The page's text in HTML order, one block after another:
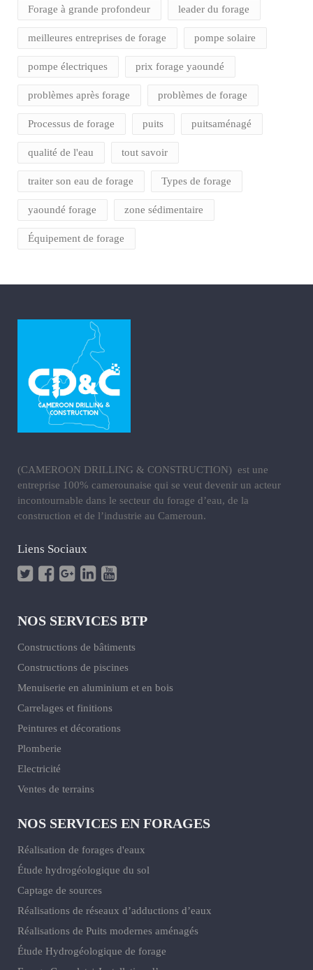
Forage à grande profondeur leader du forage
meilleures entreprises de forage pompe solaire
pompe électriques prix forage yaoundé
problèmes après forage problèmes de forage
Processus de forage puits puitsaménagé
qualité de l'eau tout savoir
traiter son eau de forage Types de forage
yaoundé forage zone sédimentaire
Équipement de forage
(CAMEROON DRILLING & CONSTRUCTION) est une
entreprise 100% camerounaise qui se veut devenir un acteur
incontournable dans le secteur du forage d’eau, de la
construction et de l’industrie au Cameroun.
Liens Sociaux
NOS SERVICES BTP
Constructions de bâtiments
Constructions de piscines
Menuiserie en aluminium et en bois
Carrelages et finitions
Peintures et décorations
Plomberie
Electricité
Ventes de terrains
NOS SERVICES EN FORAGES
Réalisation de forages d'eaux
Étude hydrogéologique du sol
Captage de sources
Réalisations de réseaux d’adductions d’eaux
Réalisations de Puits modernes aménagés
Étude Hydrogéologique de forage